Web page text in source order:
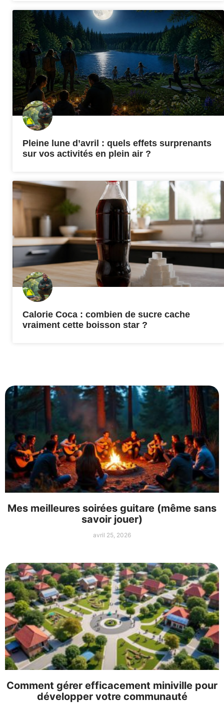
Pleine lune d’avril : quels effets surprenants
sur vos activités en plein air ?
Calorie Coca : combien de sucre cache
vraiment cette boisson star ?
Mes meilleures soirées guitare (même sans
savoir jouer)
avril 25, 2026
Comment gérer efficacement miniville pour
développer votre communauté